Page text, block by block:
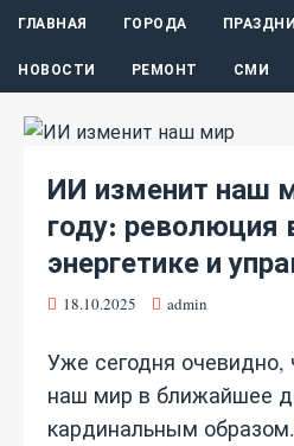
ГЛАВНАЯ ГОРОДА
НОВОСТИ РЕМОНТ СМИ
ИИ изменит наш
году: революция
энергетике и
18.10.2025 admin
Уже сегодня
наш мир в ближайшее
кардинальным